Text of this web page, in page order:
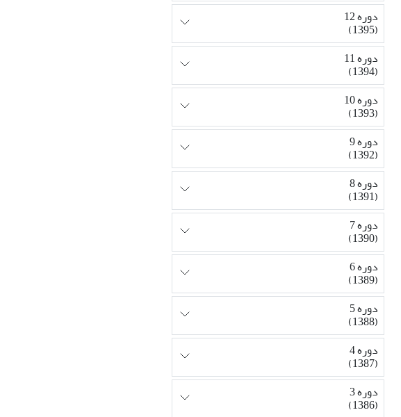
دوره 12
(1395)
دوره 11
(1394)
دوره 10
(1393)
دوره 9
(1392)
دوره 8
(1391)
دوره 7
(1390)
دوره 6
(1389)
دوره 5
(1388)
دوره 4
(1387)
دوره 3
(1386)